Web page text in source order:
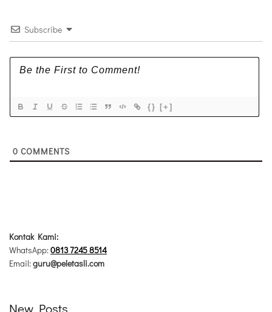
Subscribe
{} [+]
0 COMMENTS
Kontak Kami:
WhatsApp:0813 7245 8514
Email:guru@peletasli.com
New Posts